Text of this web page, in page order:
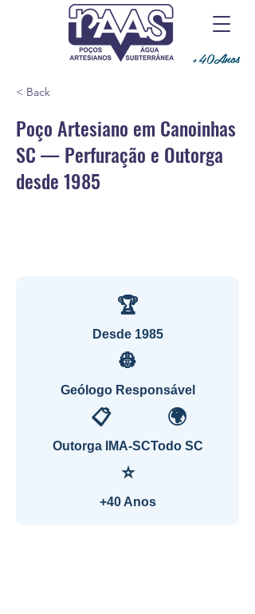
+40Anos
< Back
Poço Artesiano em Canoinhas
SC — Perfuração e Outorga
desde 1985
🏆
Desde 1985
👷
Geólogo Responsável
📋
Outorga IMA-SC
🌍
Todo SC
⭐
+40 Anos